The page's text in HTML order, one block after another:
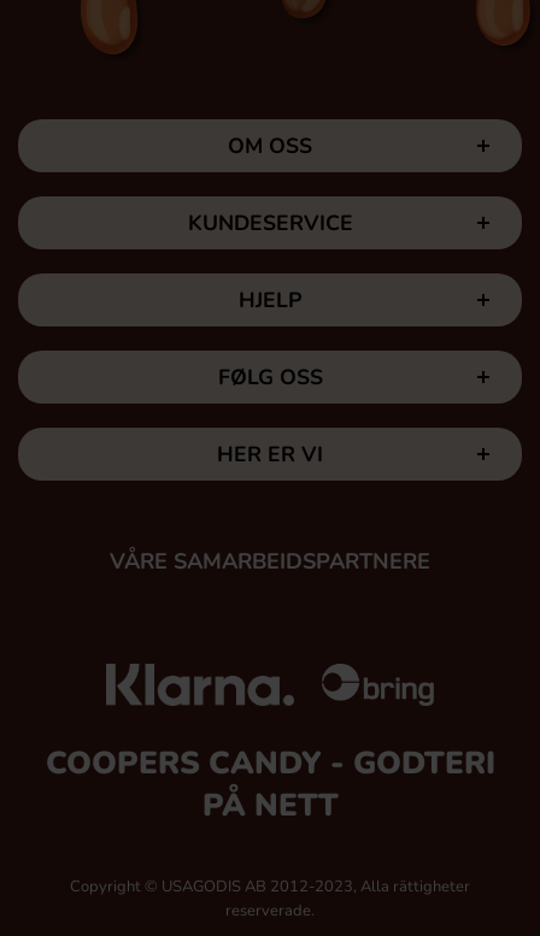
OM OSS
KUNDESERVICE
HJELP
FØLG OSS
HER ER VI
VÅRE SAMARBEIDSPARTNERE
COOPERS CANDY - GODTERI
PÅ NETT
Copyright © USAGODIS AB 2012-2023, Alla rättigheter
reserverade.